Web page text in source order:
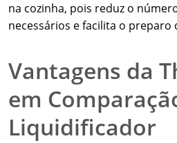
na cozinha, pois reduz o
necessários e facilita o preparo
Vantagens da
em
Liquidificador